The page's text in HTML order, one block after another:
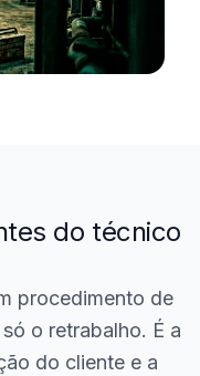
do técnico
procedimento de
o retrabalho. É a
do cliente e a